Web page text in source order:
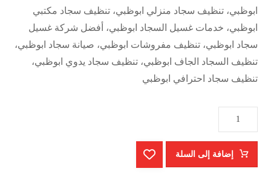
ابوظبي، تنظيف سجاد منزلي ابوظبي، تنظيف سجاد مكتبي
ابوظبي، خدمات غسيل السجاد ابوظبي، أفضل شركة غسيل
سجاد ابوظبي، تنظيف مفروشات ابوظبي، صيانة سجاد ابوظبي،
تنظيف السجاد الجاف ابوظبي، تنظيف سجاد يدوي ابوظبي،
تنظيف سجاد احترافي ابوظبي
إضافة إلى السلة